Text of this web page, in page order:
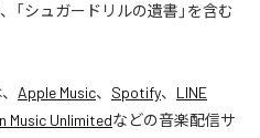
「シュガードリルの遺書」を含む
Apple Music、 Spotify、 LINE
Music Unlimitedなどの音楽配信サ